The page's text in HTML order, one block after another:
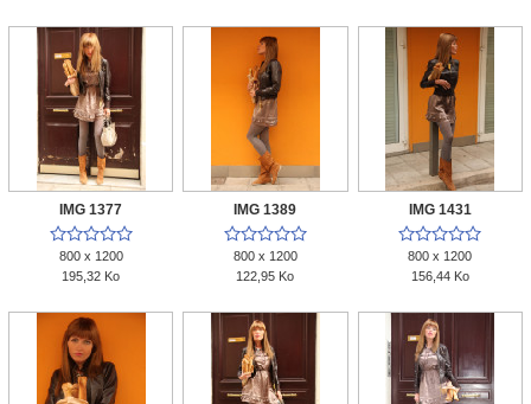
IMG 1377

800 x 1200
195,32 Ko
IMG 1389

800 x 1200
122,95 Ko
IMG 1431

800 x 1200
156,44 Ko